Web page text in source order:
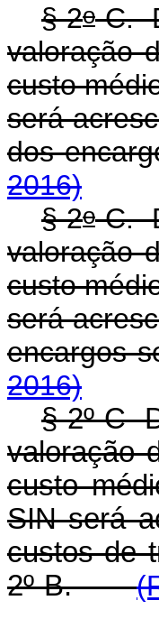
§ 2o-C.
valoração
custo
será
dos
2016)
§ 2o-C.
valoração
custo
será
2016)
§ 2º-C
valoração
custo
SIN será
custos de
2º-B.